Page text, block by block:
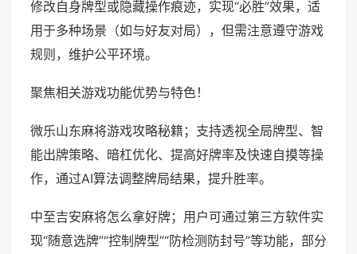
修改自身牌型或隐藏操作痕迹，实现“必胜”效果，适
用于多种场景（如与好友对局），但需注意遵守游戏
规则，维护公平环境。
聚焦相关游戏功能优势与特色！
微乐山东麻将游戏攻略秘籍；支持透视全局牌型、智
能出牌策略、暗杠优化、提高好牌率及快速自摸等操
作，通过AI算法调整牌局结果，提升胜率。
中至吉安麻将怎么拿好牌；用户可通过第三方软件实
现“随意选牌”“控制牌型”“防检测防封号”等功能，部分